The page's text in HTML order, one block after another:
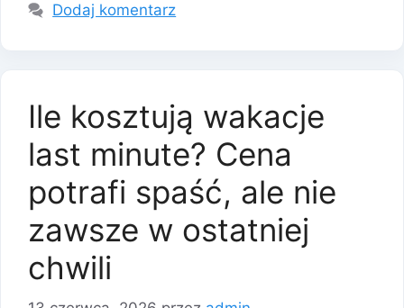
Dodaj komentarz
Ile kosztują wakacje
last minute? Cena
potrafi spaść, ale nie
zawsze w ostatniej
chwili